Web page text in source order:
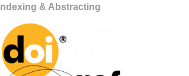
Indexing & Abstracting